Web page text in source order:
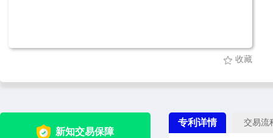
收藏
新知交易保障
专利详情 交易流